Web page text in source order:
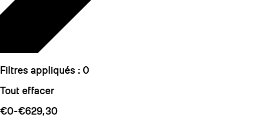
Filtres appliqués : 0
Tout effacer
€0-€629,30